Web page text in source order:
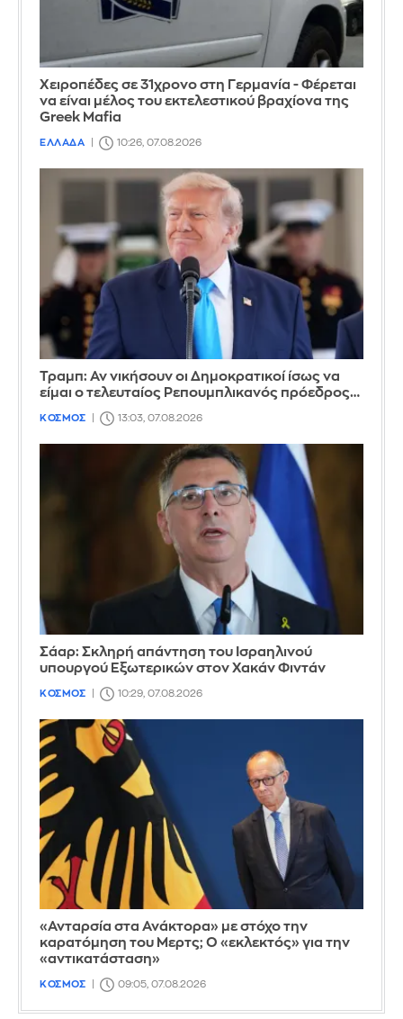
Χειροπέδες σε 31χρονο στη Γερμανία - Φέρεται
να είναι μέλος του εκτελεστικού βραχίονα της
Greek Mafia
ΕΛΛΑΔΑ 10:26, 07.08.2026
Τραμπ: Αν νικήσουν οι Δημοκρατικοί ίσως να
είμαι ο τελευταίος Ρεπουμπλικανός πρόεδρος…
ΚΟΣΜΟΣ 13:03, 07.08.2026
Σάαρ: Σκληρή απάντηση του Ισραηλινού
υπουργού Εξωτερικών στον Χακάν Φιντάν
ΚΟΣΜΟΣ 10:29, 07.08.2026
«Ανταρσία στα Ανάκτορα» με στόχο την
καρατόμηση του Μερτς; Ο «εκλεκτός» για την
«αντικατάσταση»
ΚΟΣΜΟΣ 09:05, 07.08.2026